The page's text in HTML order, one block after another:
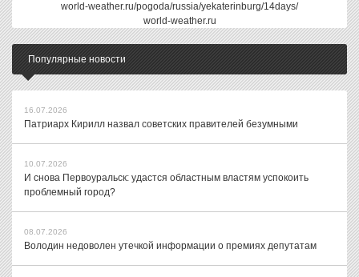
world-weather.ru/pogoda/russia/yekaterinburg/14days/
world-weather.ru
Популярные новости
16.07.2026
Патриарх Кирилл назвал советских правителей безумными
10.07.2026
И снова Первоуральск: удастся областным властям успокоить
проблемный город?
08.07.2026
Володин недоволен утечкой информации о премиях депутатам